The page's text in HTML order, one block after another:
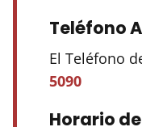
Teléfono
El Teléfono
5090
Horario